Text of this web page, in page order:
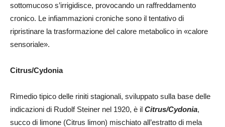
sottomucoso s’irrigidisce, provocando un raffreddamento
cronico. Le infiammazioni croniche sono il tentativo di
ripristinare la trasformazione del calore metabolico in «calore
sensoriale».
Citrus/Cydonia
Rimedio tipico delle riniti stagionali, sviluppato sulla base delle
indicazioni di Rudolf Steiner nel 1920, è il Citrus/Cydonia,
succo di limone (Citrus limon) mischiato all’estratto di mela